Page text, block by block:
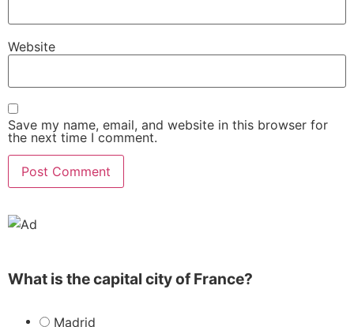
Website
Save my name, email, and website in this browser for
the next time I comment.
What is the capital city of France?
Madrid